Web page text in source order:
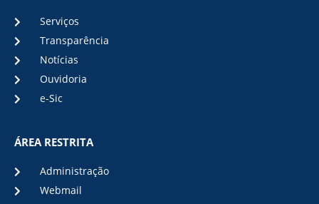
Serviços
Transparência
Notícias
Ouvidoria
e-Sic
ÁREA RESTRITA
Administração
Webmail